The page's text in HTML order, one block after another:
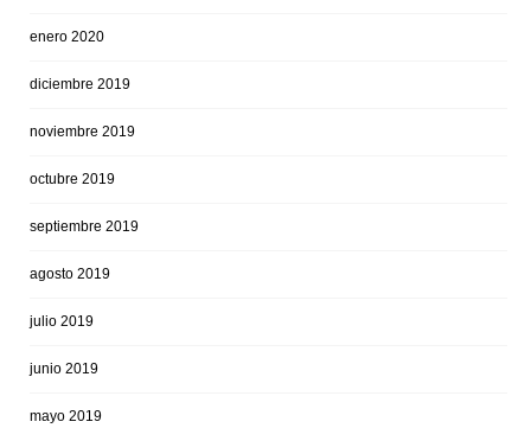
enero 2020
diciembre 2019
noviembre 2019
octubre 2019
septiembre 2019
agosto 2019
julio 2019
junio 2019
mayo 2019